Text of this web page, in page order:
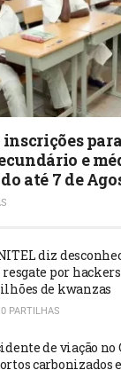
inscrições
e
até 7 de
diz
resgate por
de kwanzas
0 PARTILHAS
de viação no
carbonizados